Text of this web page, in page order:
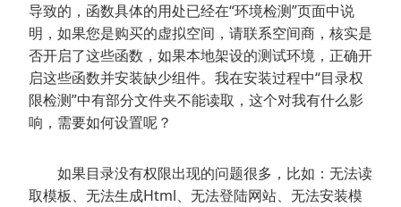
导致的，函数具体的用处已经在“环境检测”页面中说
明，如果您是购买的虚拟空间，请联系空间商，核实是
否开启了这些函数，如果本地架设的测试环境，正确开
启这些函数并安装缺少组件。我在安装过程中“目录权
限检测”中有部分文件夹不能读取，这个对我有什么影
响，需要如何设置呢？
如果目录没有权限出现的问题很多，比如：无法读
取模板、无法生成Html、无法登陆网站、无法安装模